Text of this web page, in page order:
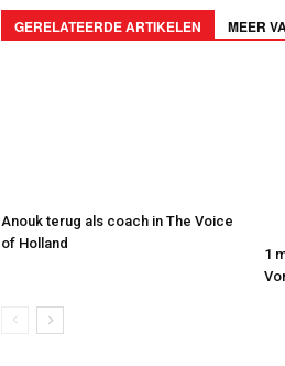
GERELATEERDE ARTIKELEN MEER
Anouk terug als coach in The Voice
of Holland
1